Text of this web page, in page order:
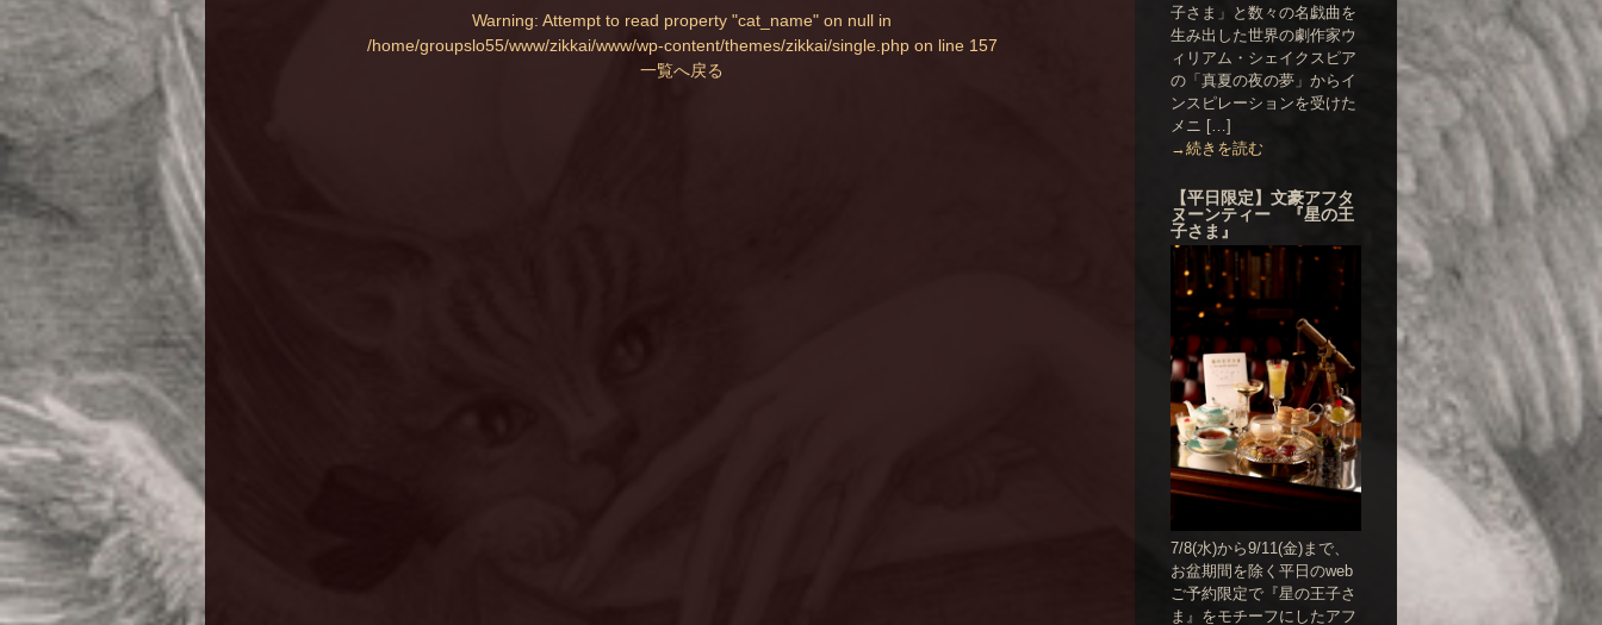
Warning: Attempt to read property "cat_name" on null in
/home/groupslo55/www/zikkai/www/wp-content/themes/zikkai/single.phpon line 157
一覧へ戻る
子さま」と数々の名戯曲を
生み出した世界の劇作家ウ
ィリアム・シェイクスピア
の「真夏の夜の夢」からイ
ンスピレーションを受けた
メニ […]
→続きを読む
【平日限定】文豪アフタ
ヌーンティー 『星の王
子さま』
7/8(水)から9/11(金)まで、
お盆期間を除く平日のweb
ご予約限定で『星の王子さ
ま』をモチーフにしたアフ